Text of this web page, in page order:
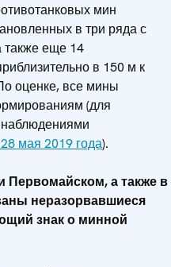
мин
в три ряда с
также еще 14
в 150 м к
оценке, все мины
(для
мая 2019 года).
Первомайском, а также в
неразорвавшиеся
знак о минной